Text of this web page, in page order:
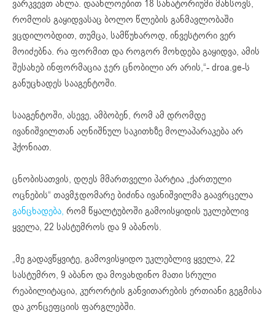
ვარკვევთ ახლა. დაახლოებით 18 სანატორიუმი მახსოვს,
რომლის გაყიდვასაც ბოლო წლების განმავლობაში
ვცდილობდით, თუმცა, სამწუხაროდ, ინვესტორი ვერ
მოიძებნა. რა ფორმით და როგორ მოხდება გაყიდვა, ამის
შესახებ ინფორმაცია ჯერ ცნობილი არ არის,“- droa.ge-ს
განუცხადეს სააგენტოში.
სააგენტოში, ასევე, ამბობენ, რომ ამ დრომდე
ივანიშვილთან აღნიშნულ საკითხზე მოლაპარაკება არ
ჰქონიათ.
ცნობისათვის, დღეს მმართველი პარტია „ქართული
ოცნების“ თავმჯდომარე ბიძინა ივანიშვილმა გაავრცელა
განცხადება, რომ წყალტუბოში გამოისყიდის უკლებლივ
ყველა, 22 სასტუმროს და 9 აბანოს.
„მე გადავწყვიტე, გამოვისყიდო უკლებლივ ყველა, 22
სასტუმრო, 9 აბანო და მოვახდინო მათი სრული
რეაბილიტაცია, კურორტის განვითარების ერთიანი გეგმისა
და კონცეფციის ფარგლებში.